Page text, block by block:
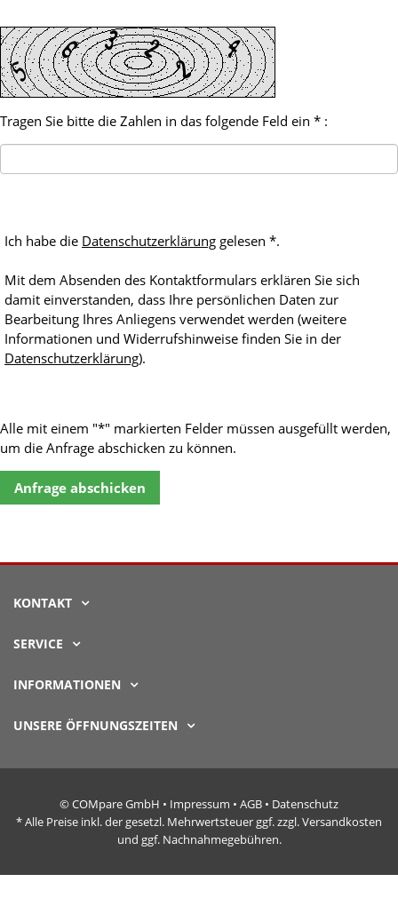
Tragen Sie bitte die Zahlen in das folgende Feld ein * :
Ich habe die Datenschutzerklärung gelesen *.
Mit dem Absenden des Kontaktformulars erklären Sie sich
damit einverstanden, dass Ihre persönlichen Daten zur
Bearbeitung Ihres Anliegens verwendet werden (weitere
Informationen und Widerrufshinweise finden Sie in der
Datenschutzerklärung).
Alle mit einem "*" markierten Felder müssen ausgefüllt werden,
um die Anfrage abschicken zu können.
Anfrage abschicken
KONTAKT
SERVICE
INFORMATIONEN
UNSERE ÖFFNUNGSZEITEN
© COMpare GmbH • Impressum • AGB • Datenschutz
* Alle Preise inkl. der gesetzl. Mehrwertsteuer ggf. zzgl. Versandkosten
und ggf. Nachnahmegebühren.